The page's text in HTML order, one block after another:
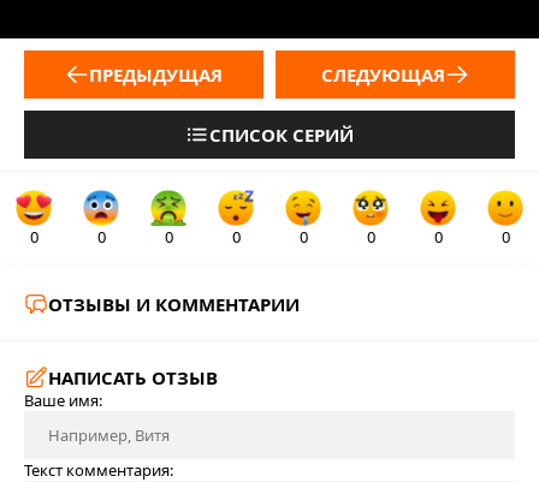
ПРЕДЫДУЩАЯ
СПИСОК СЕРИЙ
СЛЕДУЮЩАЯ
0 0 0 0 0 0 0 0
ОТЗЫВЫ И КОММЕНТАРИИ
НАПИСАТЬ ОТЗЫВ
Ваше имя:
Текст комментария: